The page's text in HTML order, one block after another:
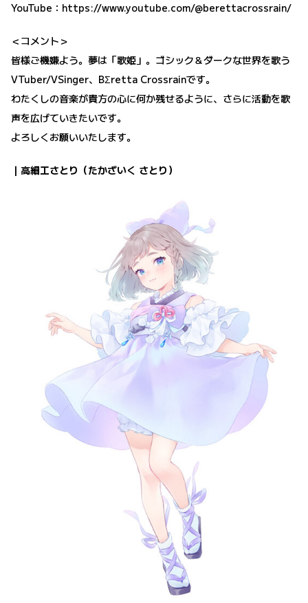
YouTube： https://www.youtube.com/@berettacrossrain/
＜コメント＞
皆様ご機嫌よう。夢は「歌姫」。ゴシック＆ダークな世界を歌う
VTuber/VSinger、BΣretta Crossrainです。
わたくしの音楽が貴方の心に何か残せるように、さらに活動を歌
声を広げていきたいです。
よろしくお願いいたします。
｜高細工さとり（たかざいく さとり）